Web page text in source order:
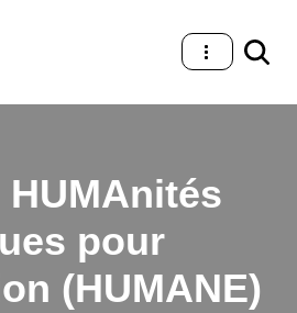
pour
(HUMANE)